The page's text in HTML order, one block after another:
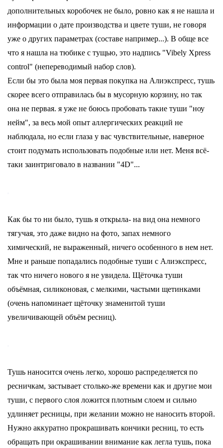
дополнительных коробочек не было, ровно как я не нашла и
информации о дате производства и цвете туши, не говоря
уже о других параметрах (составе например...). В обще все
что я нашла на тюбике с тущью, это надпись "Vibely Xpress
control" (непереводимый набор слов).
Если бы это была моя первая покупка на Алиэкспресс, тушь
скорее всего отправилась бы в мусорную корзину, но так
она не первая. я уже не боюсь пробовать такие туши "ноу
нейм", за весь мой опыт аллергических реакций не
наблюдала, но если глаза у вас чувствительные, наверное
стоит подумать использовать подобные или нет. Меня всё-
таки заинтриговало в названии "4D"...
Как бы то ни было, тушь я открыла- на вид она немного
тягучая, это даже видно на фото, запах немного
химический, не выраженный, ничего особенного в нем нет.
Мне и раньше попадались подобные туши с Алиэкспресс,
так что ничего нового я не увидела. Щёточка туши
объёмная, силиконовая, с мелкими, частыми щетинками
(очень напоминает щёточку знаменитой туши
увеличивающей объём ресниц).
Тушь наносится очень легко, хорошо распределяется по
ресничкам, застывает столько-же времени как и другие мои
туши, с первого слоя ложится плотным слоем и сильно
удлиняет ресницы, при желании можно не наносить второй.
Нужно аккуратно прокрашивать кончики ресниц, то есть
обращать при окрашивании внимание как легла тушь, пока